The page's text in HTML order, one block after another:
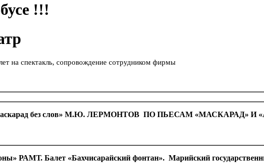
!!!
на спектакль, сопровождение сотрудником фирмы
без слов» М.Ю. ЛЕРМОНТОВ ПО ПЬЕСАМ «МАСКАРАД» И
РАМТ. Балет «Бахчисарайский фонтан». Марийский